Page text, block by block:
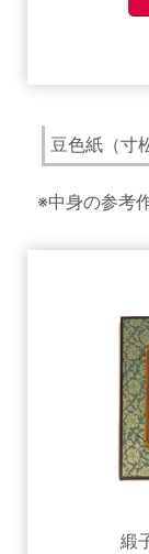
豆色紙（寸
※中身の参考
緞